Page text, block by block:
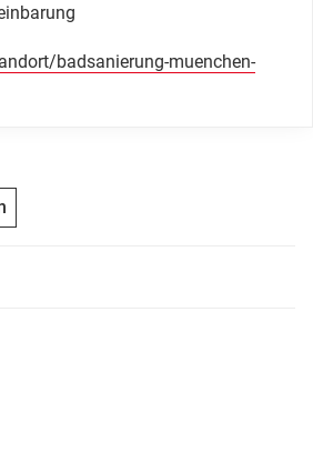
badsanierung-muenchen-